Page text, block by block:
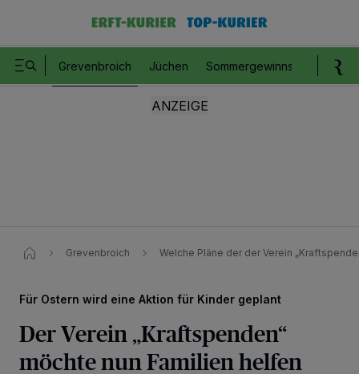
Grevenbroich Jüchen Sommergewinnspiel
Grevenbroich Welche Pläne der der Verein
Für Ostern wird eine Aktion für Kinder geplant
Der Verein „Kraftspenden“
möchte nun Familien helfen